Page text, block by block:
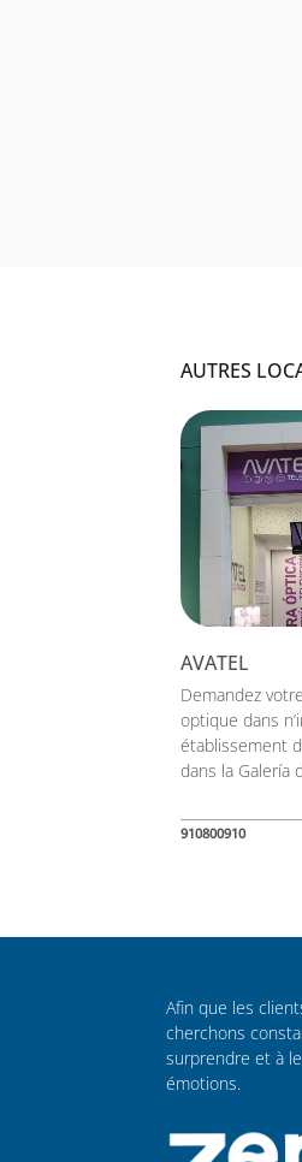
AUTRES
AVATEL
Demandez
optique dans
établissement
dans la Galería
910800910
Afin que les
cherchons
surprendre et à
émotions.